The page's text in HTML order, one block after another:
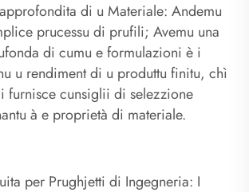
di u Materiale: Andemu
prucessu di prufili; Avemu una
di cumu e formulazioni è i
u rendiment di u produttu finitu, chì
furnisce cunsiglii di selezzione
à e proprietà di materiale.
per Prughjetti di Ingegneria: I